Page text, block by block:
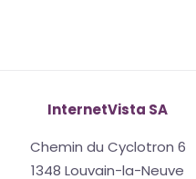
InternetVista SA
Chemin du Cyclotron 6
1348 Louvain-la-Neuve